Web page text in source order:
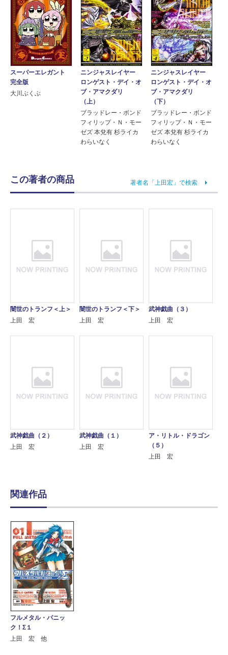
スーパーエレガント
完全版
大川ぶくぶ
ニンジャスレイヤー
ロンゲスト・デイ・オ
ブ・アマクダリ
（上）
ブラッドレー・ボンド
フィリップ・Ｎ・モー
ゼズ 本兌有 杉ライカ
わらいなく
ニンジャスレイヤー
ロンゲスト・デイ・オ
ブ・アマクダリ
（下）
ブラッドレー・ボンド
フィリップ・Ｎ・モー
ゼズ 本兌有 杉ライカ
わらいなく
この著者の商品 著者名「上田宏」で検索
闇世のトランフ＜上＞
上田 宏
闇世のトランフ＜下＞
上田 宏
武神戯曲（３）
上田 宏
武神戯曲（２）
上田 宏
武神戯曲（１）
上田 宏
ア・リトル・ドラゴン
（５）
上田 宏
関連作品
フルメタル・パニッ
ク！Σ１
上田 宏 他